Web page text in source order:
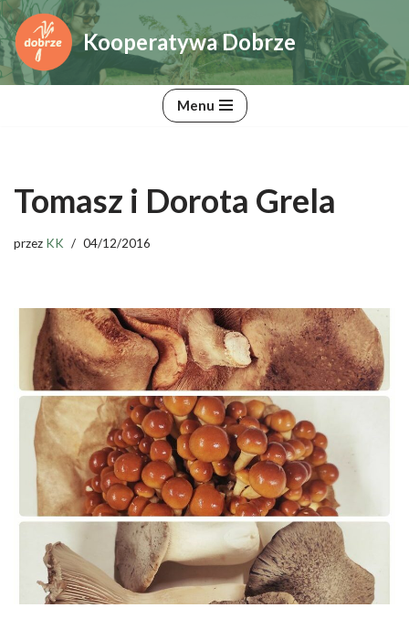
Przejdź
do
Kooperatywa Dobrze
Menu
Tomasz i Dorota Grela
przez KK 04/12/2016